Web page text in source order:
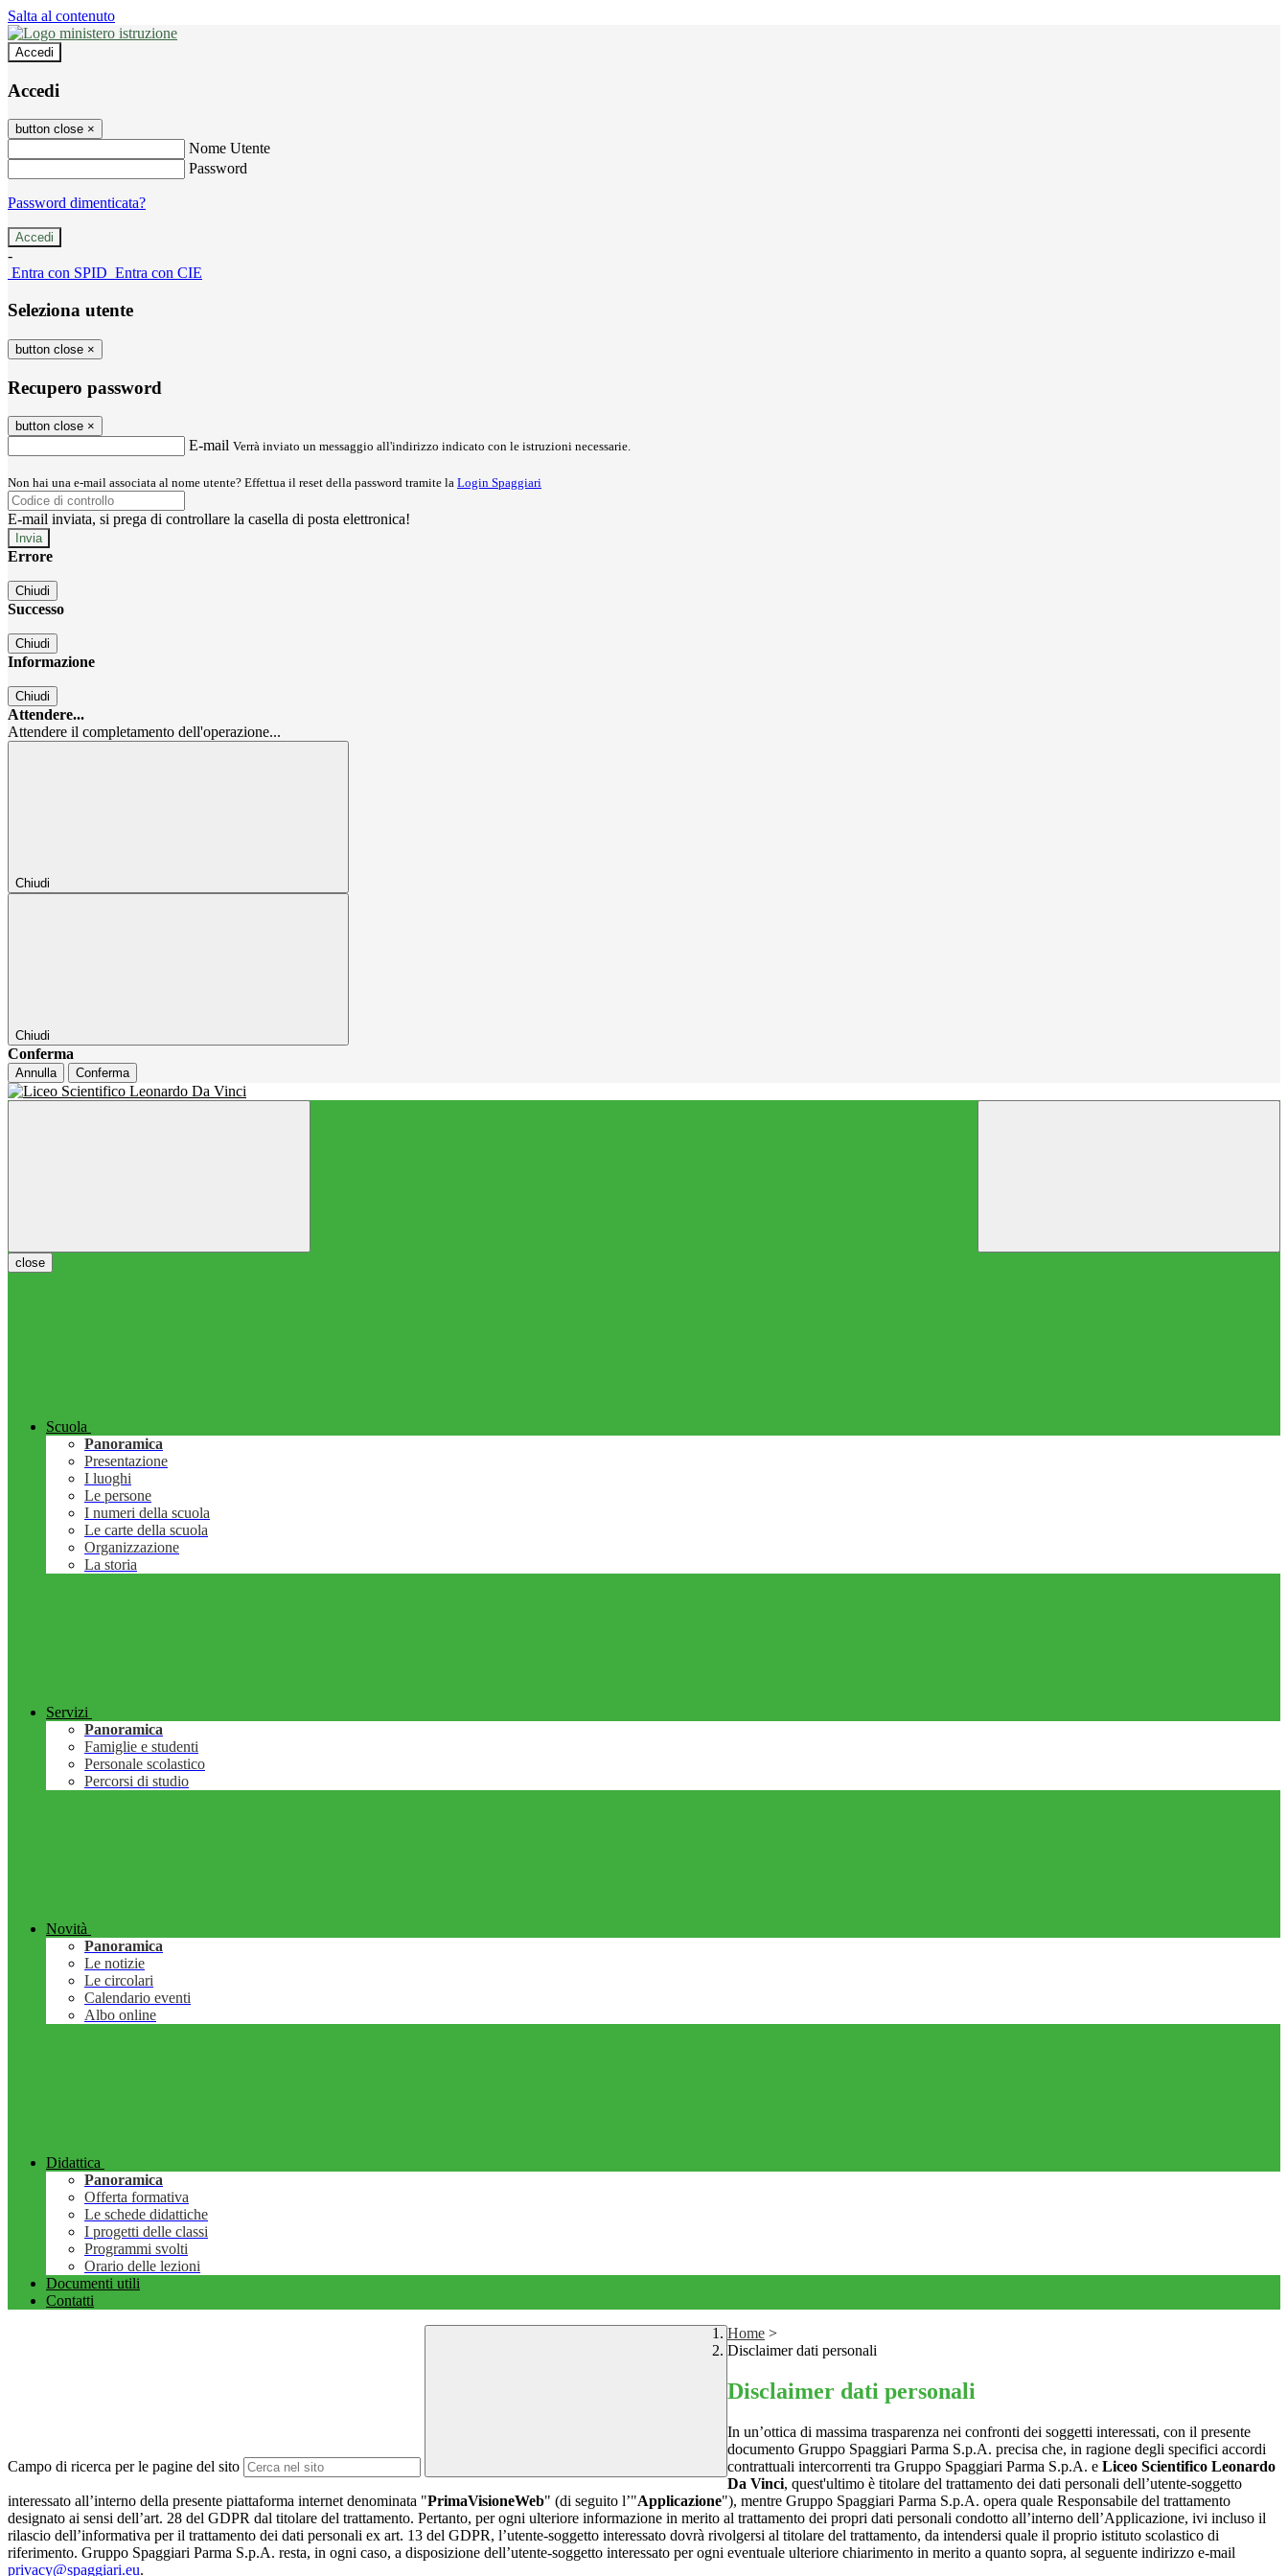
Salta al contenuto
Accedi
Accedi
button close ×
Nome Utente
Password
Password dimenticata?
-
Entra con SPID Entra con CIE
Seleziona utente
button close ×
Recupero password
button close ×
E-mail Verrà inviato un messaggio all'indirizzo indicato con le istruzioni necessarie.
Non hai una e-mail associata al nome utente? Effettua il reset della password tramite la Login Spaggiari
E-mail inviata, si prega di controllare la casella di posta elettronica!
Errore
Chiudi
Successo
Chiudi
Informazione
Chiudi
Attendere...
Attendere il completamento dell'operazione...
Chiudi
Chiudi
Conferma
Annulla Conferma
close
Scuola
Panoramica
Presentazione
I luoghi
Le persone
I numeri della scuola
Le carte della scuola
Organizzazione
La storia
Servizi
Panoramica
Famiglie e studenti
Personale scolastico
Percorsi di studio
Novità
Panoramica
Le notizie
Le circolari
Calendario eventi
Albo online
Didattica
Panoramica
Offerta formativa
Le schede didattiche
I progetti delle classi
Programmi svolti
Orario delle lezioni
Documenti utili
Contatti
Campo di ricerca per le pagine del sito
Home >
Disclaimer dati personali
Disclaimer dati personali
In un’ottica di massima trasparenza nei confronti dei soggetti interessati, con il presente
documento Gruppo Spaggiari Parma S.p.A. precisa che, in ragione degli specifici accordi
contrattuali intercorrenti tra Gruppo Spaggiari Parma S.p.A. e Liceo Scientifico Leonardo
Da Vinci, quest'ultimo è titolare del trattamento dei dati personali dell’utente-soggetto
interessato all’interno della presente piattaforma internet denominata "PrimaVisioneWeb" (di seguito l’"Applicazione"), mentre Gruppo Spaggiari Parma S.p.A. opera quale Responsabile del trattamento
designato ai sensi dell’art. 28 del GDPR dal titolare del trattamento. Pertanto, per ogni ulteriore informazione in merito al trattamento dei propri dati personali condotto all’interno dell’Applicazione, ivi incluso il
rilascio dell’informativa per il trattamento dei dati personali ex art. 13 del GDPR, l’utente-soggetto interessato dovrà rivolgersi al titolare del trattamento, da intendersi quale il proprio istituto scolastico di
riferimento. Gruppo Spaggiari Parma S.p.A. resta, in ogni caso, a disposizione dell’utente-soggetto interessato per ogni eventuale ulteriore chiarimento in merito a quanto sopra, al seguente indirizzo e-mail
privacy@spaggiari.eu.